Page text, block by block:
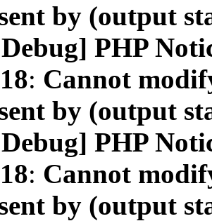
by (output
PHP
: Cannot
by (output
PHP
: Cannot
by (output